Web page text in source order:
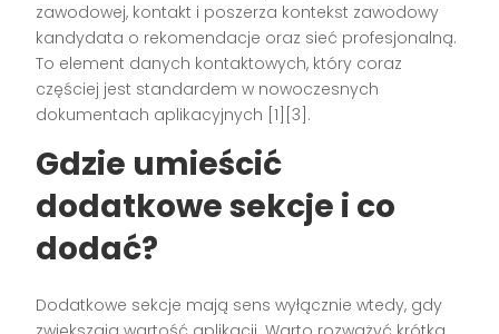
zawodowej, kontakt i poszerza kontekst zawodowy
kandydata o rekomendacje oraz sieć profesjonalną.
To element danych kontaktowych, który coraz
częściej jest standardem w nowoczesnych
dokumentach aplikacyjnych [1][3].
Gdzie umieścić
dodatkowe sekcje i co
dodać?
Dodatkowe sekcje mają sens wyłącznie wtedy, gdy